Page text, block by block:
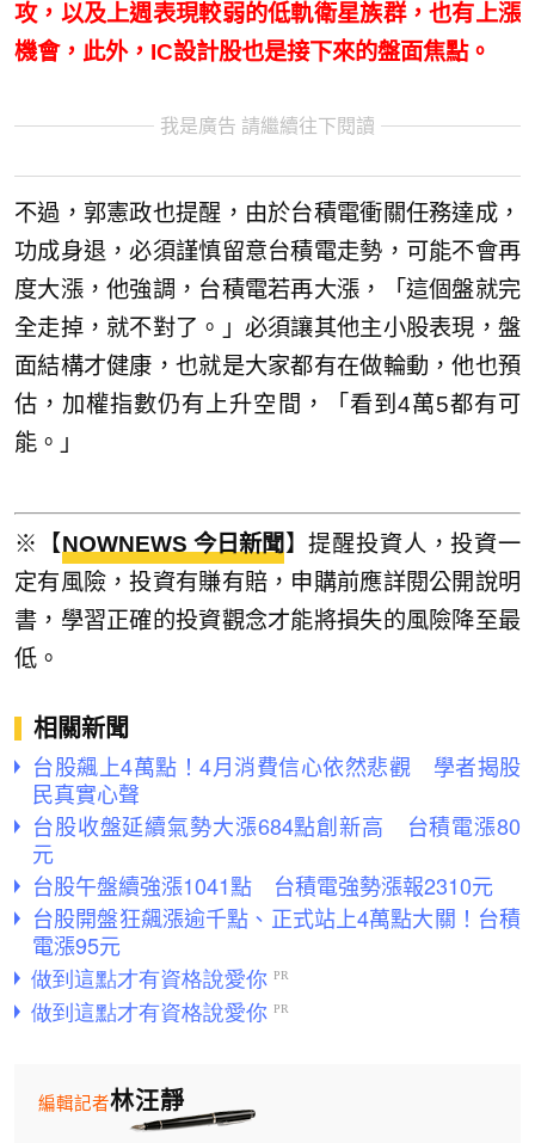
攻，以及上週表現較弱的低軌衛星族群，也有上漲
機會，此外，IC設計股也是接下來的盤面焦點。
我是廣告 請繼續往下閱讀
不過，郭憲政也提醒，由於台積電衝關任務達成，
功成身退，必須謹慎留意台積電走勢，可能不會再
度大漲，他強調，台積電若再大漲，「這個盤就完
全走掉，就不對了。」必須讓其他主小股表現，盤
面結構才健康，也就是大家都有在做輪動，他也預
估，加權指數仍有上升空間，「看到4萬5都有可
能。」
※【NOWNEWS 今日新聞 】提醒投資人，投資一
定有風險，投資有賺有賠，申購前應詳閱公開說明
書，學習正確的投資觀念才能將損失的風險降至最
低。
相關新聞
台股飆上4萬點！4月消費信心依然悲觀 學者揭股
民真實心聲
台股收盤延續氣勢大漲684點創新高 台積電漲80
元
台股午盤續強漲1041點 台積電強勢漲報2310元
台股開盤狂飆漲逾千點、正式站上4萬點大關！台積
電漲95元
林汪靜
編輯記者